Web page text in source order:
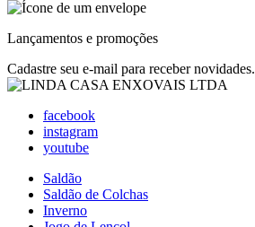
Lançamentos e promoções
Cadastre seu e-mail para receber novidades.
facebook
instagram
youtube
Saldão
Saldão de Colchas
Inverno